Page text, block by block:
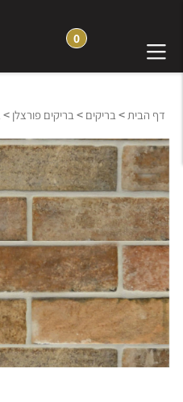
0
דף הבית> בריקים > בריקים פורצלן >